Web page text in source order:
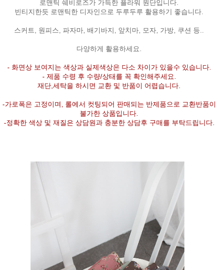
로맨틱 쉐비로즈가 가득한 플라워 원단입니다.
빈티지한듯 로맨틱한 디자인으로 두루두루 활용하기 좋습니다.
스커트, 원피스, 파자마, 배기바지, 앞치마, 모자, 가방, 쿠션 등..
다양하게 활용하세요.
- 화면상 보여지는 색상과 실제색상은 다소 차이가 있을수 있습니다.
- 제품 수령 후 수량/상태를 꼭 확인해주세요.
재단,세탁을 하시면 교환 및 반품이 어렵습니다.
-가로폭은 고정이며, 롤에서 컷팅되어 판매되는 반제품으로 교환반품이
불가한 상품입니다.
-정확한 색상 및 재질은 상담원과 충분한 상담후 구매를 부탁드립니다.